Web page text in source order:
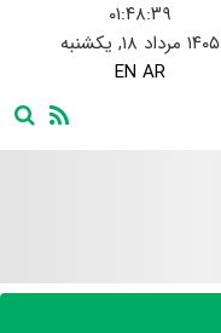
۰۱:۴۸:۴۱
۱۴۰۵ مرداد ۱۸, یکشنبه
EN AR